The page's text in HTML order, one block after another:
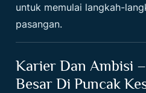
untuk memulai langkah-
pasangan.
Karier Dan Ambisi
Besar Di Puncak